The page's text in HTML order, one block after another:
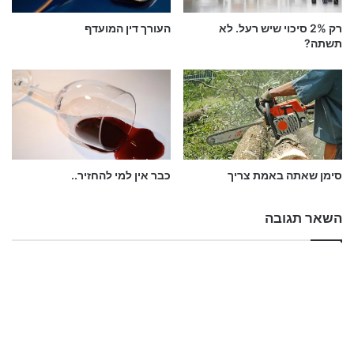
17 ביולי 2015
ב-"מאמרים"
משל פרשת צו המלב"ים
רק 2% סיכוי שיש רעל. לא
תשתה?
העורך דין המועדף
סימן שאתה באמת צריך כבר אין למי להחזיר..
השאר תגובה